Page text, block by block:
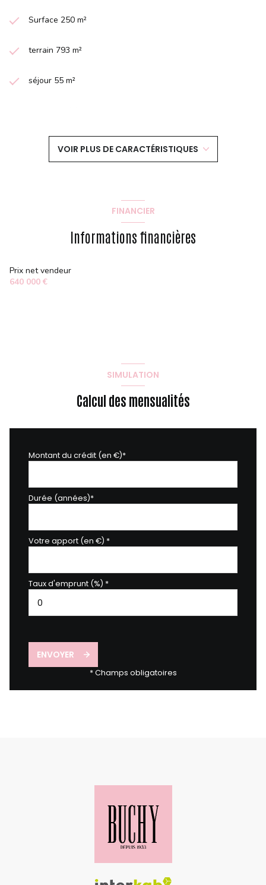
Surface 250 m²
terrain 793 m²
séjour 55 m²
cuisine séparée (équipée)
Chauffage individuel : radiateur (gaz)
VOIR PLUS DE CARACTÉRISTIQUES
FINANCIER
Informations financières
Prix net vendeur
640 000 €
SIMULATION
Calcul des mensualités
Montant du crédit (en €)*
Durée (années)*
Votre apport (en €) *
Taux d'emprunt (%) *
ENVOYER
* Champs obligatoires